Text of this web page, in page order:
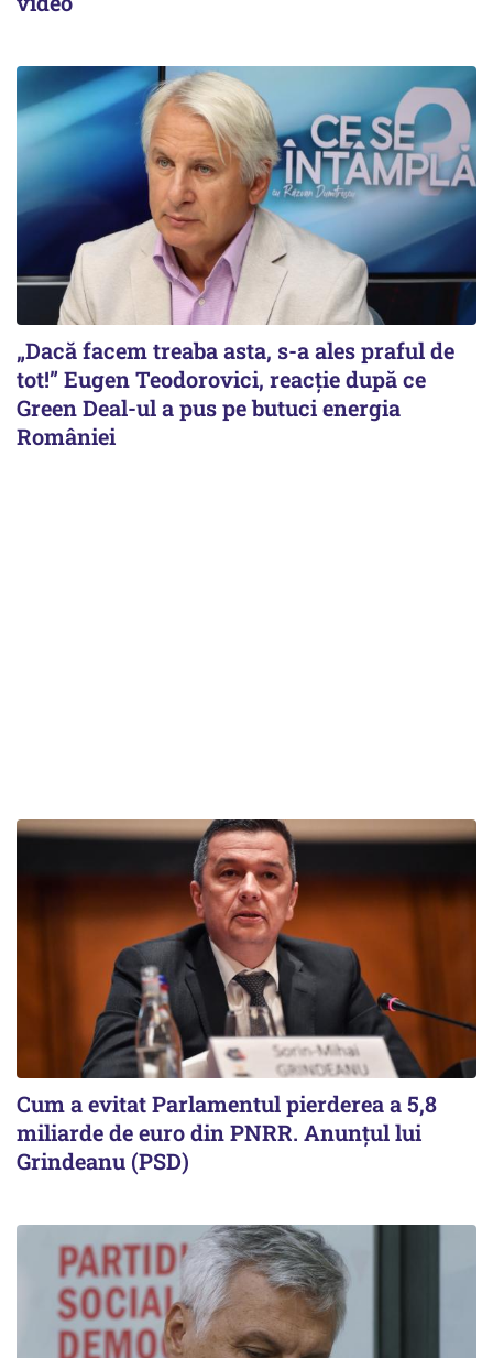
„Dacă facem treaba asta, s-a ales praful de
tot!” Eugen Teodorovici, reacție după ce
Green Deal-ul a pus pe butuci energia
României
Cum a evitat Parlamentul pierderea a 5,8
miliarde de euro din PNRR. Anunțul lui
Grindeanu (PSD)